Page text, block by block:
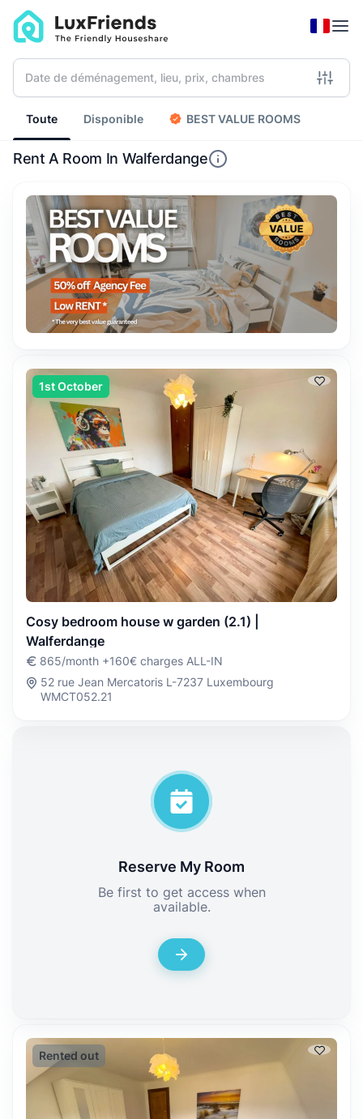
Toute Disponible BEST VALUE ROOMS
Rent A Room In Walferdange
1st October
Cosy bedroom house w garden (2.1) |
Walferdange
865/month +160€ charges ALL-IN
52 rue Jean Mercatoris L-7237 Luxembourg
WMCT052.21
Reserve My Room
Be first to get access when
available.
Rented out